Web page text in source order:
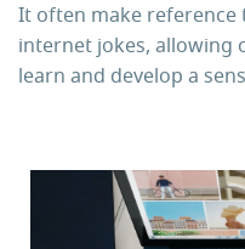
It often make
internet jokes, allowing
learn and develop a